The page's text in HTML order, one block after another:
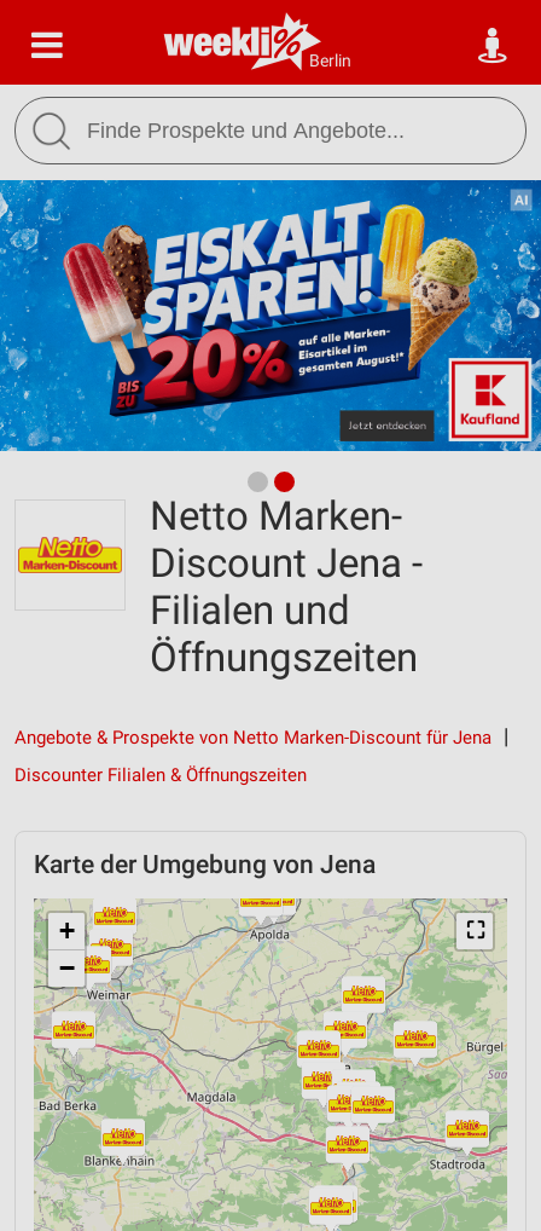
Berlin
Netto Marken-
Discount Jena -
Filialen und
Öffnungszeiten
Angebote & Prospekte von Netto Marken-Discount für Jena
Discounter Filialen & Öffnungszeiten
Karte der Umgebung von Jena
⛶
+
−